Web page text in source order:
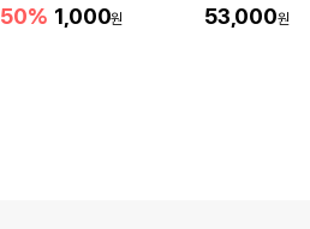
50% 1,000원 53,000원